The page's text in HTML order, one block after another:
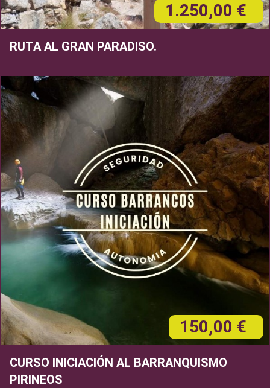
1.250,00 €
RUTA AL GRAN PARADISO.
150,00 €
CURSO INICIACIÓN AL BARRANQUISMO
PIRINEOS